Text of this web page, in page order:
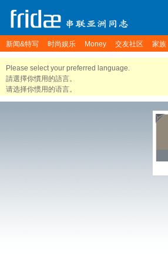
新闻&特写 时尚娱乐 Money 交友社区 家族
Please select your preferred language.
請選擇你慣用的語言。
请选择你惯用的语言。